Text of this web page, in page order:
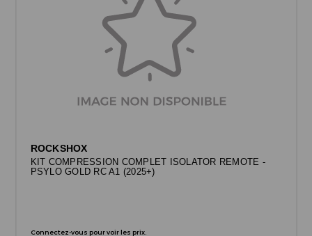
ROCKSHOX
KIT COMPRESSION COMPLET ISOLATOR REMOTE -
PSYLO GOLD RC A1 (2025+)
Connectez-vous pour voir les prix.